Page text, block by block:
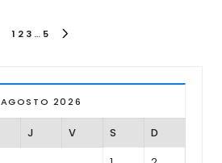
1 2 3 … 5
AGOSTO 2026
J V S D